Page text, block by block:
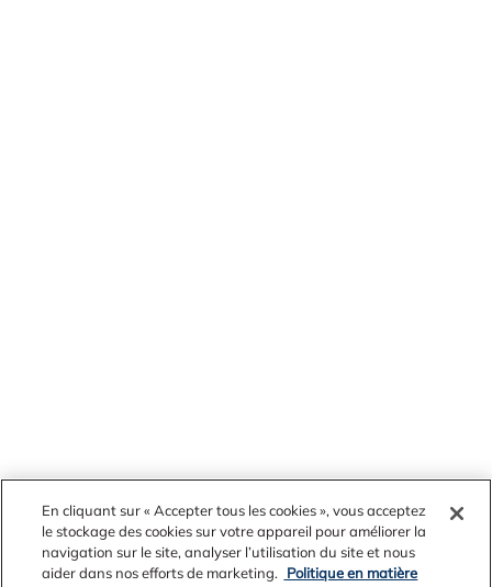
En cliquant sur « Accepter tous les cookies », vous acceptez
le stockage des cookies sur votre appareil pour améliorer la
navigation sur le site, analyser l’utilisation du site et nous
aider dans nos efforts de marketing.
Politique en matière